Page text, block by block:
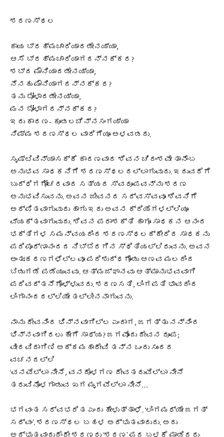
ಶರಣಸ್ಥಲ
ಕಾಯ ಬ್ರಹ್ಮಚಾರಿಯಾದಡೇನಯ್ಯಾ,
ಆಸೆ ಬ್ರಹ್ಮಚಾರಿಯಾಗದನ್ನಕ್ಕರ?
ಶಬ್ದ ಮೌನಿಯಾದಡೇನಯ್ಯಾ,
ನೆನಹು ಮೌನಿಯಾಗದನ್ನಕ್ಕರ?
ತನು ಬೋಳಾದಡೇನಯ್ಯಾ,
ಮನ ಬೋಳಾಗದನ್ನಕ್ಕರ?
ಇದು ಕಾರಣ- ಕೂಡಲಚೆನ್ನಸಂಗಯ್ಯಾ
ನಿಮ್ಮ ಶರಣಸ್ಥಲ ವಾರಿಗೆಯೂ ಅಳವಡದು.
ಸೃಷ್ಟಿವಿನ್ಯಾಸಕ್ಕೆ ಕಾರಣವಾದ ಶಿವನ ಚಿದಂಶವೇ ತಾನೆಂಬ
ಅನುಭವ ಸಾಧಕನಿಗೆ ಶರಣಸ್ಥಲದಲ್ಲಾಗುವುದು. ಇದುವರೆಗೆ
ಬುದ್ಧಿಗಗೋಚರವಾದ ಸತ್ಯದ ಸ್ವರೂಪವನ್ನು ಶರಣ
ಅನುಭವಿಸುವನು. ಅವನ ಜೀವನದ ಸರ್ವಸ್ವವೂ ಶಿವನಿಗೆ
ಅರ್ಪಿತವಾಗುವುದು ಹಾಗು ಇದು ಅವನ ಕ್ರಿಯೆಗಳಲ್ಲಿಯೂ
ವ್ಯಕ್ತವಾಗುವುದು. ಶಿವನ ಪರಾಶಕ್ತಿ ಹಾಗೂ ಸಾಧಕನ ಆನಂದ
ಭಕ್ತಿಗಳ ಸಮನ್ವಯದಿಂದ ಶರಣಸ್ಥಲಕ್ಕೇರಿದ ಸಾಧಕನು
ಪರಿಪೂರ್ಣಾನಂದದ ನಿಬ್ಬೆರಗಿನ ಸ್ಥಿತಿಯಲ್ಲಿರುವನು. ಅವನ
ಅಂತಃಕರಣಗಳೆಲ್ಲವೂ ಪರಿಶುದ್ಧಗೊಂಡು ಆಣವ ಮಲದಿಂದ
ಬಿಡುಗಡೆ ಪಡೆಯುವವು. ಆತ್ಮಜ್ಞಾನವು ಆತ್ಮಾನುಭವವಾಗಿ
ಪರಿವರ್ತನೆಗೊಳ್ಳುವದು. ಶರಣಸತಿ, ಲಿಂಗಪತಿ ಭಾವದಿಂದ
ಲಿಂಗಾನಂದದಲ್ಲಿಯೇ ತಲ್ಲೀನನಾಗುವನು.
ನಾನು ದೇವನಿಂದ ಭಿನ್ನವಾಗಿಲ್ಲ ಎಂದಾಗ, ಜಗತ್ತು ನನ್ನಿಂದ
ಭಿನ್ನವಾಗಿರಲು ಹೇಗೆ ಸಾಧ್ಯ? ಜಗವೊಂದು ದೇವನ ರೂಪ;
ವೀರವಿರಾಗಿಣಿ ಅಕ್ಕಮಹಾದೇವಿ ತನ್ನ ಒಂದು ಸುಂದರ
ವಚನದಲ್ಲಿ
‘ವನವೆಲ್ಲಾ ನೀನೆ, ವನದೊಳಗಣ ದೇವತರುವೆಲ್ಲಾ ನೀನೆ
ತರುವಿನೊಳಗಾಡುವ ಖಗ ಮೃಗವೆಲ್ಲಾ ನೀನೆ…
ಭಗವಂತ ಸರ್ವಭರಿತ ಎಂದು ಹೇಳುತ್ತಾಳೆ. ‘ಲಿಂಗಮಧ್ಯೇ ಜಗತ್
ಸರ್ವಂ’. ಶರಣಸ್ಥಲ ಬಹಳ ಅದ್ಭುತವಾದುದು. ಅದು